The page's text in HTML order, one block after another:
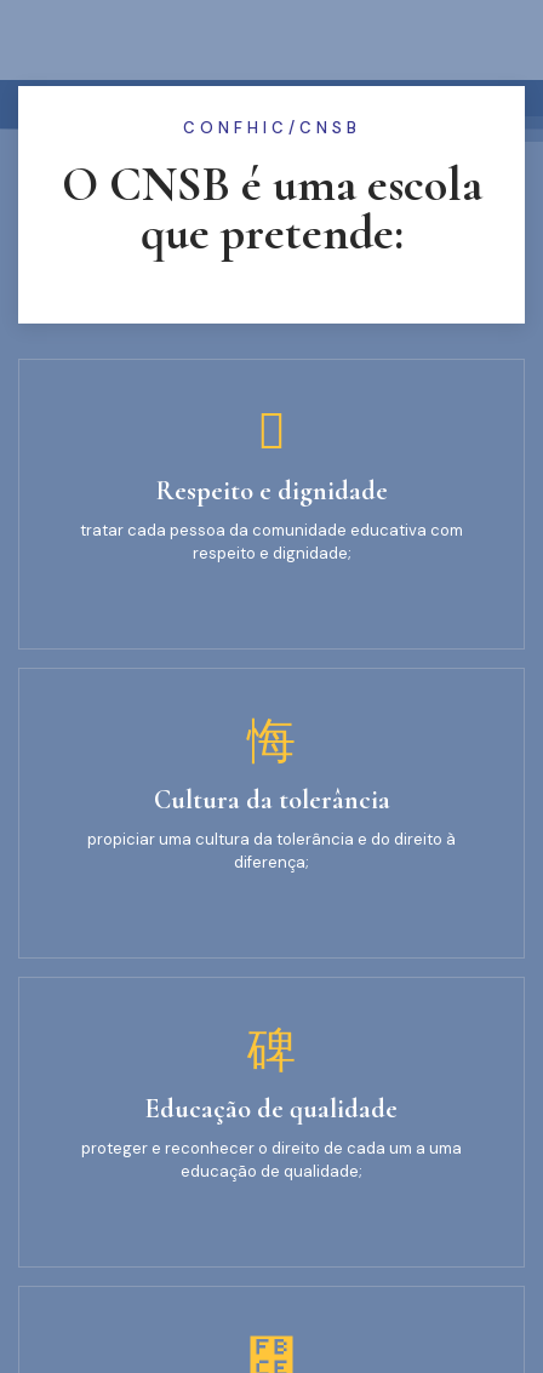
CONFHIC/CNSB
O CNSB é uma escola
que pretende:
Respeito e dignidade
tratar cada pessoa da comunidade educativa com
respeito e dignidade;
Cultura da tolerância
propiciar uma cultura da tolerância e do direito à
diferença;
Educação de qualidade
proteger e reconhecer o direito de cada um a uma
educação de qualidade;